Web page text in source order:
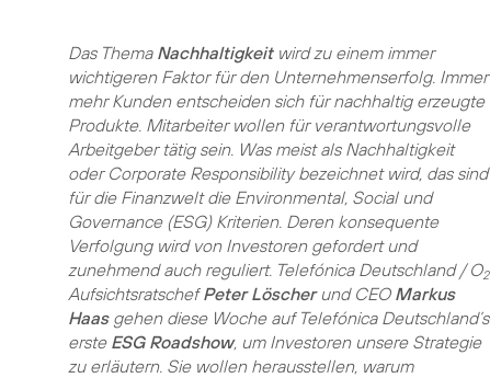
Das Thema Nachhaltigkeitwird zu einem immer
wichtigeren Faktor für den Unternehmenserfolg. Immer
mehr Kunden entscheiden sich für nachhaltig erzeugte
Produkte. Mitarbeiter wollen für verantwortungsvolle
Arbeitgeber tätig sein. Was meist als Nachhaltigkeit
oder Corporate Responsibility bezeichnet wird, das sind
für die Finanzwelt die Environmental, Social und
Governance (ESG) Kriterien. Deren konsequente
Verfolgung wird von Investoren gefordert und
zunehmend auch reguliert. Telefónica Deutschland / O2
AufsichtsratschefPeter Löscherund CEO Markus
Haasgehen diese Woche auf Telefónica Deutschland’s
erste ESG Roadshow, um Investoren unsere Strategie
zu erläutern. Sie wollen herausstellen, warum